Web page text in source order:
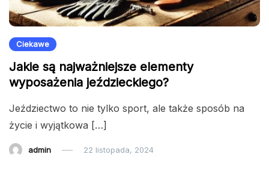
Ciekawe
Jakie są najważniejsze elementy
wyposażenia jeździeckiego?
Jeździectwo to nie tylko sport, ale także sposób na
życie i wyjątkowa […]
admin 22 listopada, 2024